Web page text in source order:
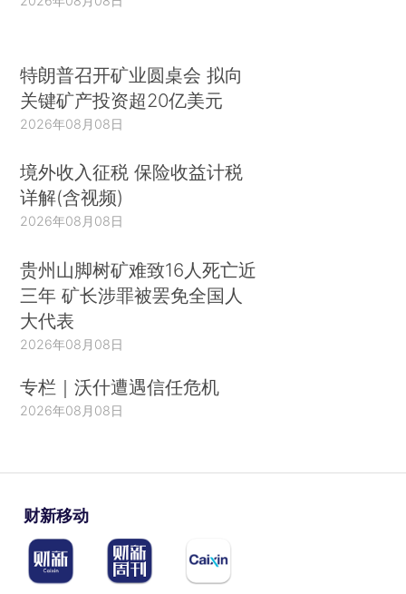
特朗普召开矿业圆桌会 拟向
关键矿产投资超20亿美元
2026年08月08日
境外收入征税 保险收益计税
详解(含视频)
2026年08月08日
贵州山脚树矿难致16人死亡近
三年 矿长涉罪被罢免全国人
大代表
2026年08月08日
专栏｜沃什遭遇信任危机
2026年08月08日
财新移动